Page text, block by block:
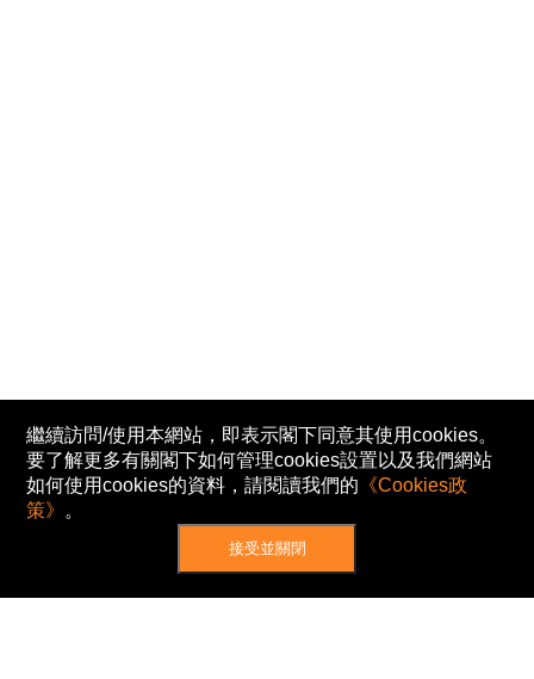
繼續訪問/使用本網站，即表示閣下同意其使用cookies。
要了解更多有關閣下如何管理cookies設置以及我們網站
如何使用cookies的資料，請閱讀我們的 《Cookies政
策》 。
接受並關閉